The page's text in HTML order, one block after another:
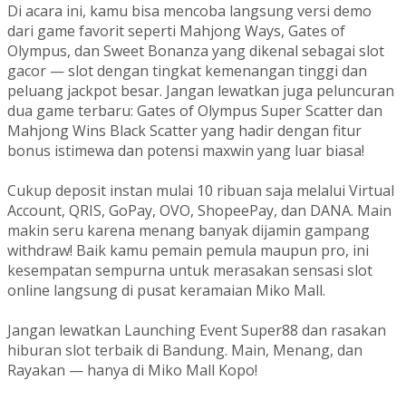
Di acara ini, kamu bisa mencoba langsung versi demo
dari game favorit seperti Mahjong Ways, Gates of
Olympus, dan Sweet Bonanza yang dikenal sebagai slot
gacor — slot dengan tingkat kemenangan tinggi dan
peluang jackpot besar. Jangan lewatkan juga peluncuran
dua game terbaru: Gates of Olympus Super Scatter dan
Mahjong Wins Black Scatter yang hadir dengan fitur
bonus istimewa dan potensi maxwin yang luar biasa!
Cukup deposit instan mulai 10 ribuan saja melalui Virtual
Account, QRIS, GoPay, OVO, ShopeePay, dan DANA. Main
makin seru karena menang banyak dijamin gampang
withdraw! Baik kamu pemain pemula maupun pro, ini
kesempatan sempurna untuk merasakan sensasi slot
online langsung di pusat keramaian Miko Mall.
Jangan lewatkan Launching Event Super88 dan rasakan
hiburan slot terbaik di Bandung. Main, Menang, dan
Rayakan — hanya di Miko Mall Kopo!